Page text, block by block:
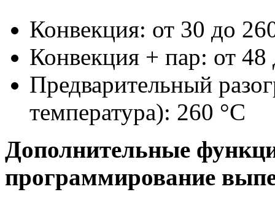
Конвекция: от 30 до
Конвекция + пар: от 48
Предварительный
температура): 260 °С
Дополнительные
программирование